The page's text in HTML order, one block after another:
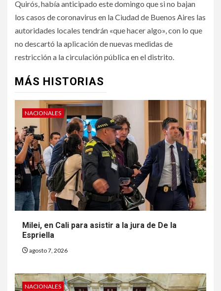
Quirós, había anticipado este domingo que si no bajan
los casos de coronavirus en la Ciudad de Buenos Aires las
autoridades locales tendrán «que hacer algo», con lo que
no descartó la aplicación de nuevas medidas de
restricción a la circulación pública en el distrito.
MÁS HISTORIAS
NACIONALES
Milei, en Cali para asistir a la jura de De la
Espriella
agosto 7, 2026
NACIONALES